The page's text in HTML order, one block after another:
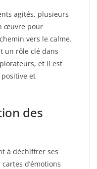
agités, plusieurs
œuvre pour
vers le calme.
un rôle clé dans
et il est
et
des
à déchiffrer ses
d’émotions